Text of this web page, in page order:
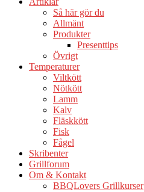
Så här gör du
Allmänt
Produkter
Presenttips
Övrigt
Temperaturer
Viltkött
Nötkött
Lamm
Kalv
Fläskkött
Fisk
Fågel
Skribenter
Grillforum
Om & Kontakt
BBQLovers Grillkurser